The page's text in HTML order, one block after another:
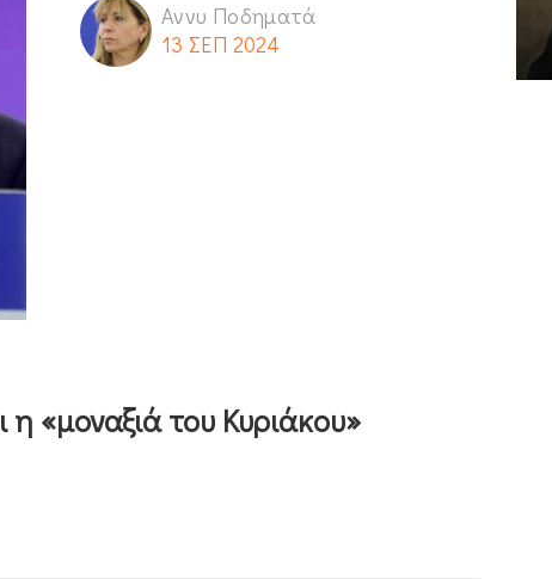
Αννυ Ποδηματά
13 ΣΕΠ 2024
«μοναξιά του Κυριάκου»